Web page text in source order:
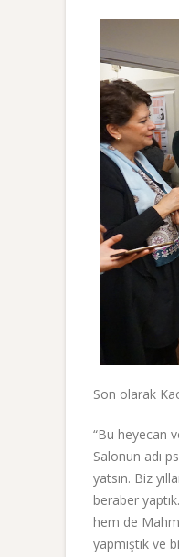
Son olarak
“Bu heyecan
Salonun adı
yatsın. Biz
beraber
hem de
yapmıştık ve